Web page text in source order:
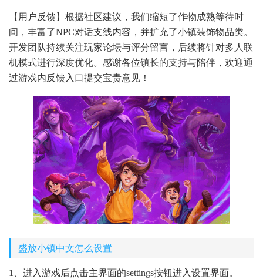
【用户反馈】根据社区建议，我们缩短了作物成熟等待时
间，丰富了NPC对话支线内容，并扩充了小镇装饰物品类。
开发团队持续关注玩家论坛与评分留言，后续将针对多人联
机模式进行深度优化。感谢各位镇长的支持与陪伴，欢迎通
过游戏内反馈入口提交宝贵意见！
盛放小镇中文怎么设置
1、进入游戏后点击主界面的settings按钮进入设置界面。